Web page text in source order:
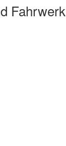
Fahrwerk